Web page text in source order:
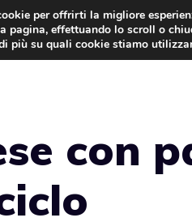
con
per offrirti la migliore
pagina, effettuando lo scroll o
più su quali cookie stiamo